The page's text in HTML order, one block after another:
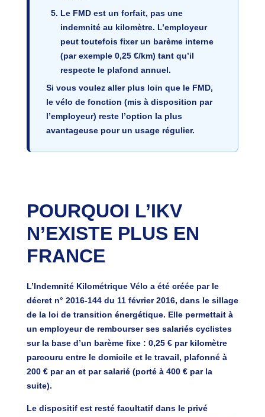
Le FMD est un forfait, pas une
indemnité au kilomètre. L’employeur
peut toutefois fixer un barème interne
(par exemple 0,25 €/km) tant qu’il
respecte le plafond annuel.
Si vous voulez aller plus loin que le FMD,
le vélo de fonction (mis à disposition par
l’employeur) reste l’option la plus
avantageuse pour un usage régulier.
POURQUOI L’IKV
N’EXISTE PLUS EN
FRANCE
L’Indemnité Kilométrique Vélo a été créée par le
décret n° 2016-144 du 11 février 2016, dans le sillage
de la loi de transition énergétique. Elle permettait à
un employeur de rembourser ses salariés cyclistes
sur la base d’un barème fixe : 0,25 € par kilomètre
parcouru entre le domicile et le travail, plafonné à
200 € par an et par salarié (porté à 400 € par la
suite).
Le dispositif est resté facultatifdans le privé